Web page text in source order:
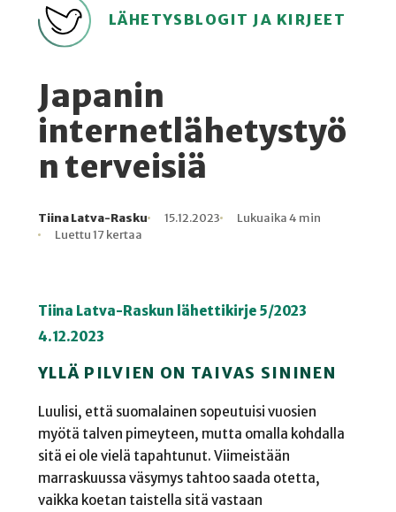
LÄHETYSBLOGIT JA KIRJEET
Japanin
internetlähetystyö
n terveisiä
Kirjoittaja
Tiina Latva-Rasku
Julkaistu
15.12.2023
Lukuaika
Lukuaika 4 min
Lukukertoja
Luettu 17 kertaa
Tiina Latva-Raskun lähettikirje 5/2023
4.12.2023
YLLÄ PILVIEN ON TAIVAS SININEN
Luulisi, että suomalainen sopeutuisi vuosien
myötä talven pimeyteen, mutta omalla kohdalla
sitä ei ole vielä tapahtunut. Viimeistään
marraskuussa väsymys tahtoo saada otetta,
vaikka koetan taistella sitä vastaan